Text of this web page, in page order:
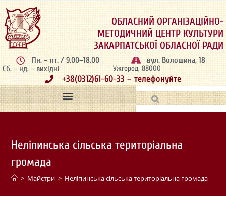
ОБЛАСНИЙ ОРГАНІЗАЦІЙНО-
МЕТОДИЧНИЙ ЦЕНТР КУЛЬТУРИ
ЗАКАРПАТСЬКОЇ ОБЛАСНОЇ РАДИ
Пн. – пт. / 9.00–18.00
Сб. – нд. – вихідні
вул. Волошина, 18
Ужгород, 88000
+38(0312)61-60-33 – телефонуйте
Неліпинська сільська територіальна
громада
> Майстри > Неліпинська сільська територіальна громада